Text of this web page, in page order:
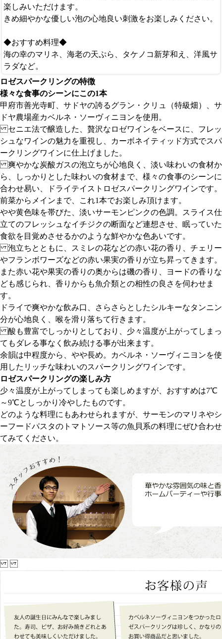
楽しみいただけます。
きめ細やかな優しい泡の心地良い刺激をお楽しみください。
◆おすすめ料理◆
海の幸のマリネ、海老の天ぷら、タケノコ新芽和え、洋風サ
ラダなど。
ロゼスパークリングの特徴
様々な食事のシーンにこの1本
甲府市善光寺町、サドヤの誇るグラン・クリュ（特級畑）、サ
ドヤ農場産カベルネ・ソーヴィニヨンを使用。
セニエ法で醸造した、贅沢なロゼワインをベースに、フレッ
シュなワインの魅力を重視し、カーボネイティッド方式でスパ
ークリングワインに仕上げました。
爽やかな炭酸ガスの泡立ちが心地良く、淡い味わいの食材か
ら、しっかりとした味わいの食材まで、様々の食事のシーンに
合わせ易い、ドライテイストロゼスパークリングワインです。
前菜からメインまで、これ1本でお楽しみ頂けます。
やや黄色味を帯びた、淡いサーモンピンクの色調。スライス仕
立てのフレッシュなイチジクの断面など連想させ、眠っていた
食欲を目覚めさせるかのような鮮やかな色あいです。
泡立ちとともに、スミレの花などの赤い花の香り、チェリー
やフランボワーズなどの赤い果実の香りが立ち昇ってきます。
また赤い花や果実の香りの奥からは磯の香り、ヨードの香りな
ども感じられ、香りからも魚介類との相性の良さを伺わせま
す。
ドライで爽やかな飲み口、さらさらとしたシルキーなタンニン
分が心地良く、喉を滑り落ちて行きます。
酸も豊富でしっかりとしており、少々温度が上がってしまっ
てもダレる事なく飲み続ける事が出来ます。
余韻は中程度から、やや長め。カベルネ・ソーヴィニヨンを使
用したリッチな味わいのスパークリングワインです。
ロゼスパークリングの楽しみ方
少々温度が上がってしまっても楽しめますが、おすすめは7℃
～9℃としっかり冷やしたものです。
どのような料理にもあわせられますが、サーモンのマリネやシ
ーフードパスタのトマトソース等の魚貝系の料理にぜひ合わせ
てみてください。